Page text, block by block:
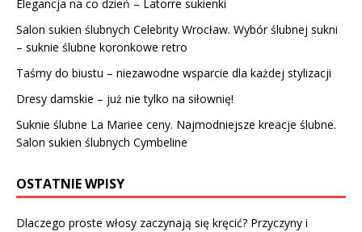
Elegancja na co dzień – Latorre sukienki
Salon sukien ślubnych Celebrity Wrocław. Wybór ślubnej sukni
– suknie ślubne koronkowe retro
Taśmy do biustu – niezawodne wsparcie dla każdej stylizacji
Dresy damskie – już nie tylko na siłownię!
Suknie ślubne La Mariee ceny. Najmodniejsze kreacje ślubne.
Salon sukien ślubnych Cymbeline
OSTATNIE WPISY
Dlaczego proste włosy zaczynają się kręcić? Przyczyny i